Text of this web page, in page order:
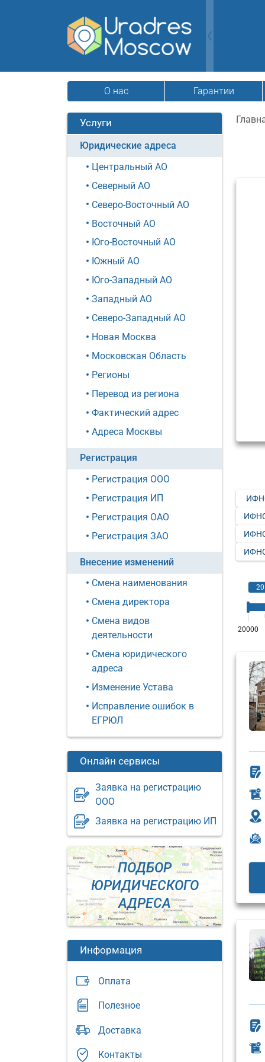
О нас Гарантии
Услуги
Юридические адреса
Центральный АО
Северный АО
Северо-Восточный АО
Восточный АО
Юго-Восточный АО
Южный АО
Юго-Западный АО
Западный АО
Северо-Западный АО
Новая Москва
Московская Область
Регионы
Перевод из региона
Фактический адрес
Адреса Москвы
Регистрация
Регистрация ООО
Регистрация ИП
Регистрация ОАО
Регистрация ЗАО
Внесение изменений
Смена наименования
Смена директора
Смена видов
деятельности
Смена юридического
адреса
Изменение Устава
Исправление ошибок в
ЕГРЮЛ
Онлайн сервисы
Заявка на регистрацию
ООО
Заявка на регистрацию ИП
ПОДБОР
ЮРИДИЧЕСКОГО
АДРЕСА
Информация
Оплата
Полезное
Доставка
Контакты
адрес:
Москва,
адрес: